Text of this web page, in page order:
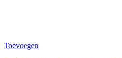
Toevoegen